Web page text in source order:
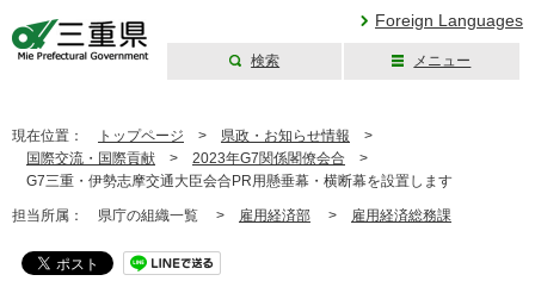
Foreign Languages
検索 メニュー
現在位置： トップページ > 県政・お知らせ情報 >
国際交流・国際貢献 > 2023年G7関係閣僚会合 >
G7三重・伊勢志摩交通大臣会合PR用懸垂幕・横断幕を設置します
担当所属： 県庁の組織一覧 > 雇用経済部 > 雇用経済総務課